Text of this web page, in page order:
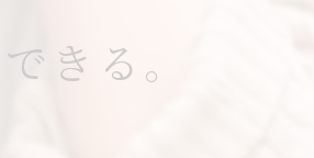
きる。